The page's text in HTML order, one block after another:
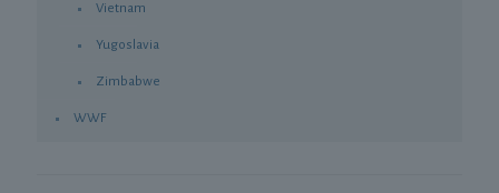
Vietnam
Yugoslavia
Zimbabwe
WWF